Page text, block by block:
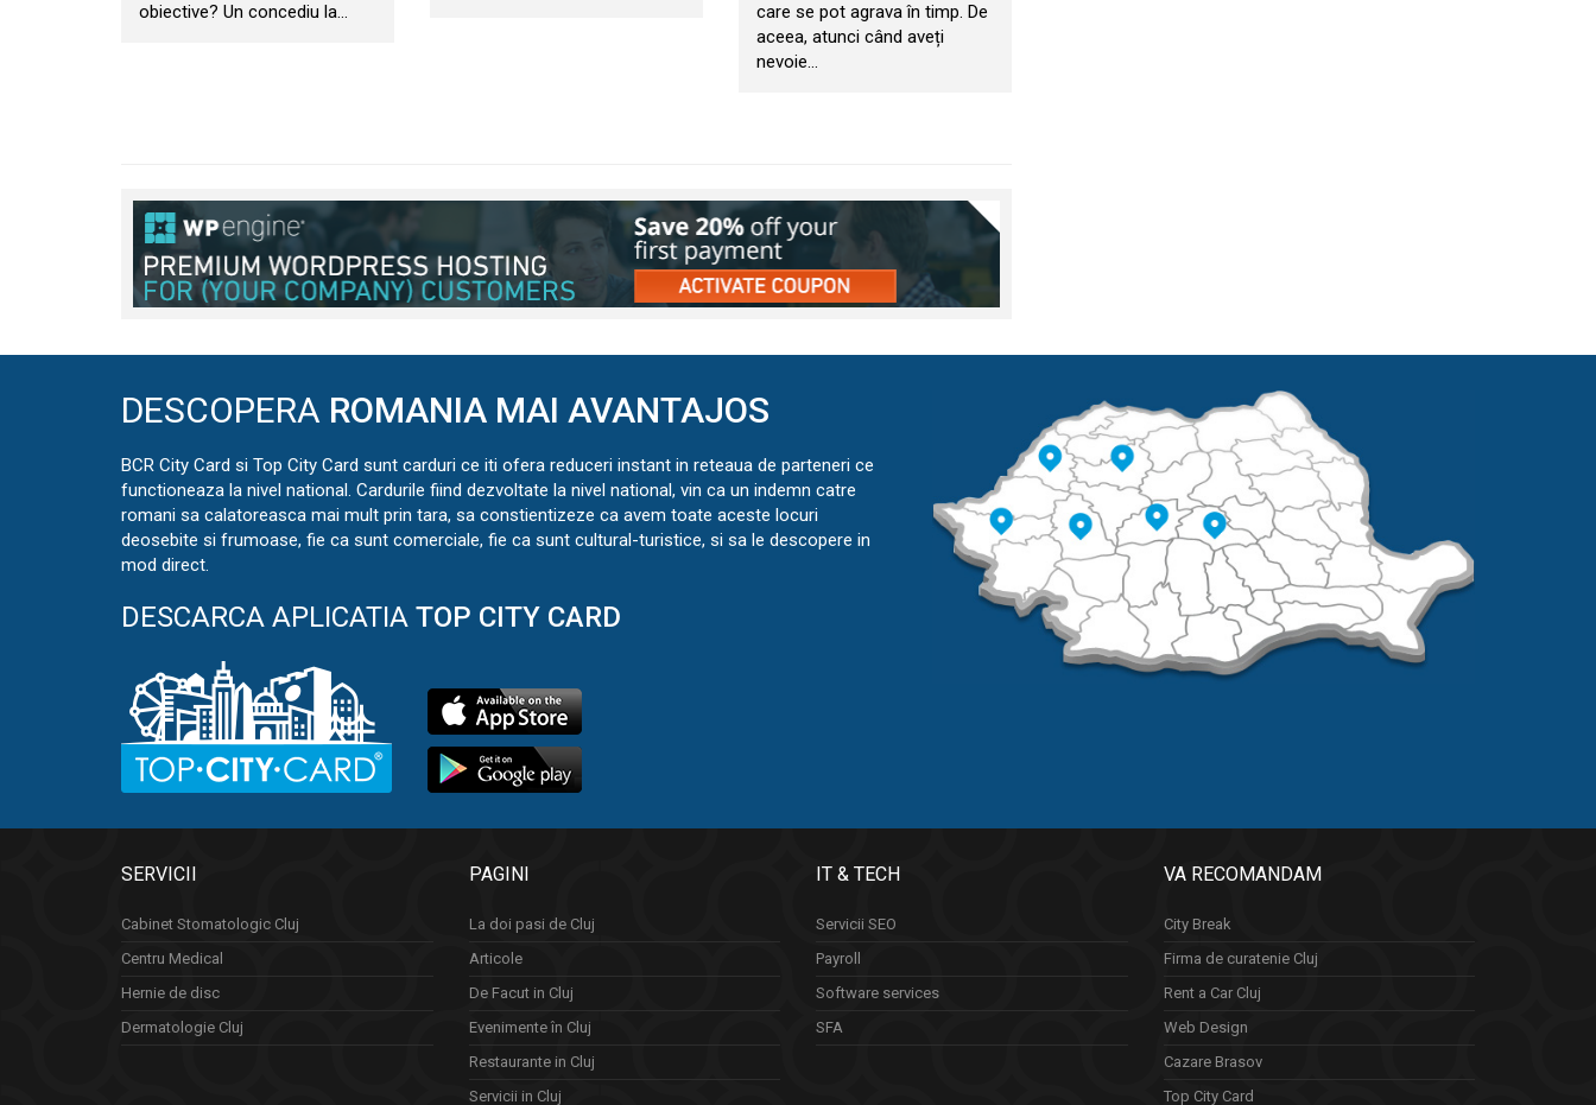
obiective? Un concediu la…
care se pot agrava în timp. De
aceea, atunci când aveți
nevoie…
DESCOPERA ROMANIA MAI AVANTAJOS
BCR City Card si Top City Card sunt carduri ce iti ofera reduceri instant in reteaua de parteneri ce
functioneaza la nivel national. Cardurile fiind dezvoltate la nivel national, vin ca un indemn catre
romani sa calatoreasca mai mult prin tara, sa constientizeze ca avem toate aceste locuri
deosebite si frumoase, fie ca sunt comerciale, fie ca sunt cultural-turistice, si sa le descopere in
mod direct.
DESCARCA APLICATIA TOP CITY CARD
SERVICII
Cabinet Stomatologic Cluj
Centru Medical
Hernie de disc
Dermatologie Cluj
PAGINI
La doi pasi de Cluj
Articole
De Facut in Cluj
Evenimente în Cluj
Restaurante in Cluj
Servicii in Cluj
IT & TECH
Servicii SEO
Payroll
Software services
SFA
VA RECOMANDAM
City Break
Firma de curatenie Cluj
Rent a Car Cluj
Web Design
Cazare Brasov
Top City Card